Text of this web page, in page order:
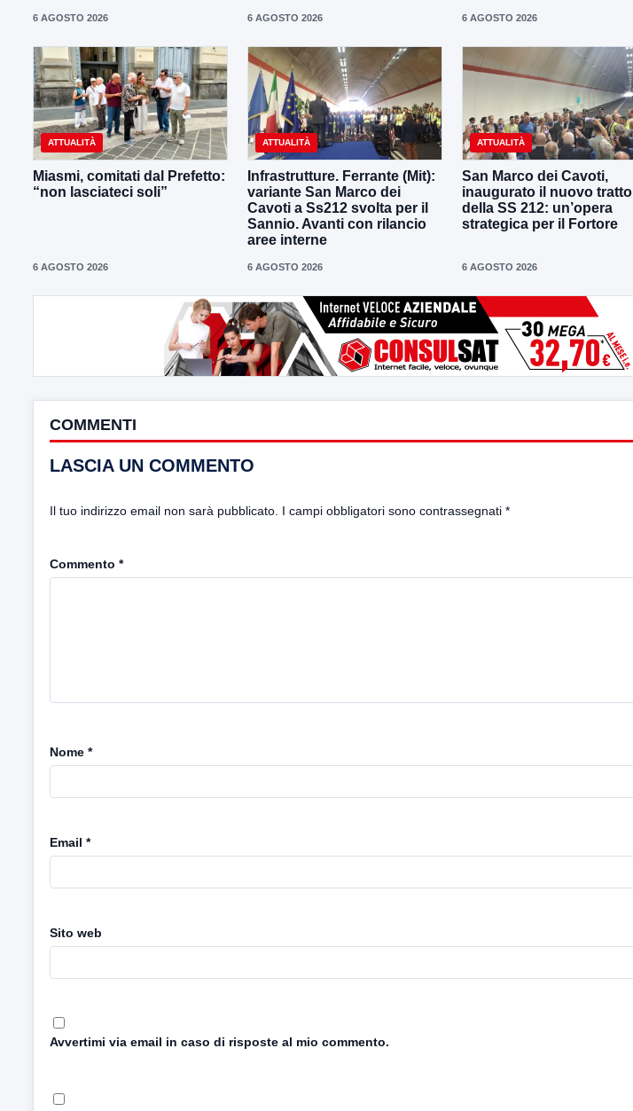
6 AGOSTO 2026 6 AGOSTO 2026 6 AGOSTO 2026
ATTUALITÀ
Miasmi, comitati dal Prefetto:
“non lasciateci soli”
6 AGOSTO 2026
ATTUALITÀ
Infrastrutture. Ferrante (Mit):
variante San Marco dei
Cavoti a Ss212 svolta per il
Sannio. Avanti con rilancio
aree interne
6 AGOSTO 2026
ATTUALITÀ
San Marco dei Cavoti,
inaugurato il nuovo tratto
della SS 212: un’opera
strategica per il Fortore
6 AGOSTO 2026
COMMENTI
LASCIA UN COMMENTO
Il tuo indirizzo email non sarà pubblicato. I campi obbligatori sono contrassegnati *
Commento *
Nome *
Email *
Sito web
Avvertimi via email in caso di risposte al mio commento.